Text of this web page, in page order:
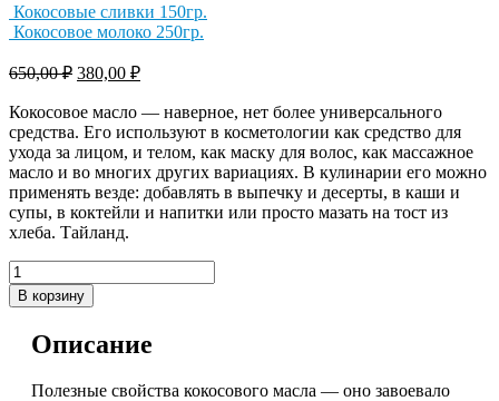
Кокосовые сливки 150гр.
Кокосовое молоко 250гр.
650,00₽ 380,00 ₽
Кокосовое масло — наверное, нет более универсального
средства. Его используют в косметологии как средство для
ухода за лицом, и телом, как маску для волос, как массажное
масло и во многих других вариациях. В кулинарии его можно
применять везде: добавлять в выпечку и десерты, в каши и
супы, в коктейли и напитки или просто мазать на тост из
хлеба. Тайланд.
В корзину
Описание
Полезные свойства кокосового масла — оно завоевало